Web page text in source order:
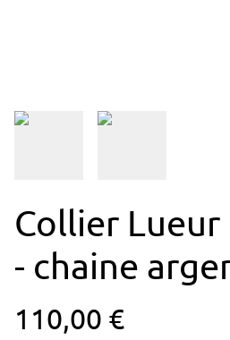
Collier
- chaine
110,00 €